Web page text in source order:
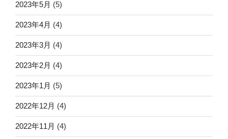
2023年5月 (5)
2023年4月 (4)
2023年3月 (4)
2023年2月 (4)
2023年1月 (5)
2022年12月 (4)
2022年11月 (4)